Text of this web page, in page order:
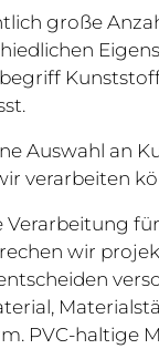
große
Auswahl an
verarbeiten
Verarbeitung
wir
PVC-haltige